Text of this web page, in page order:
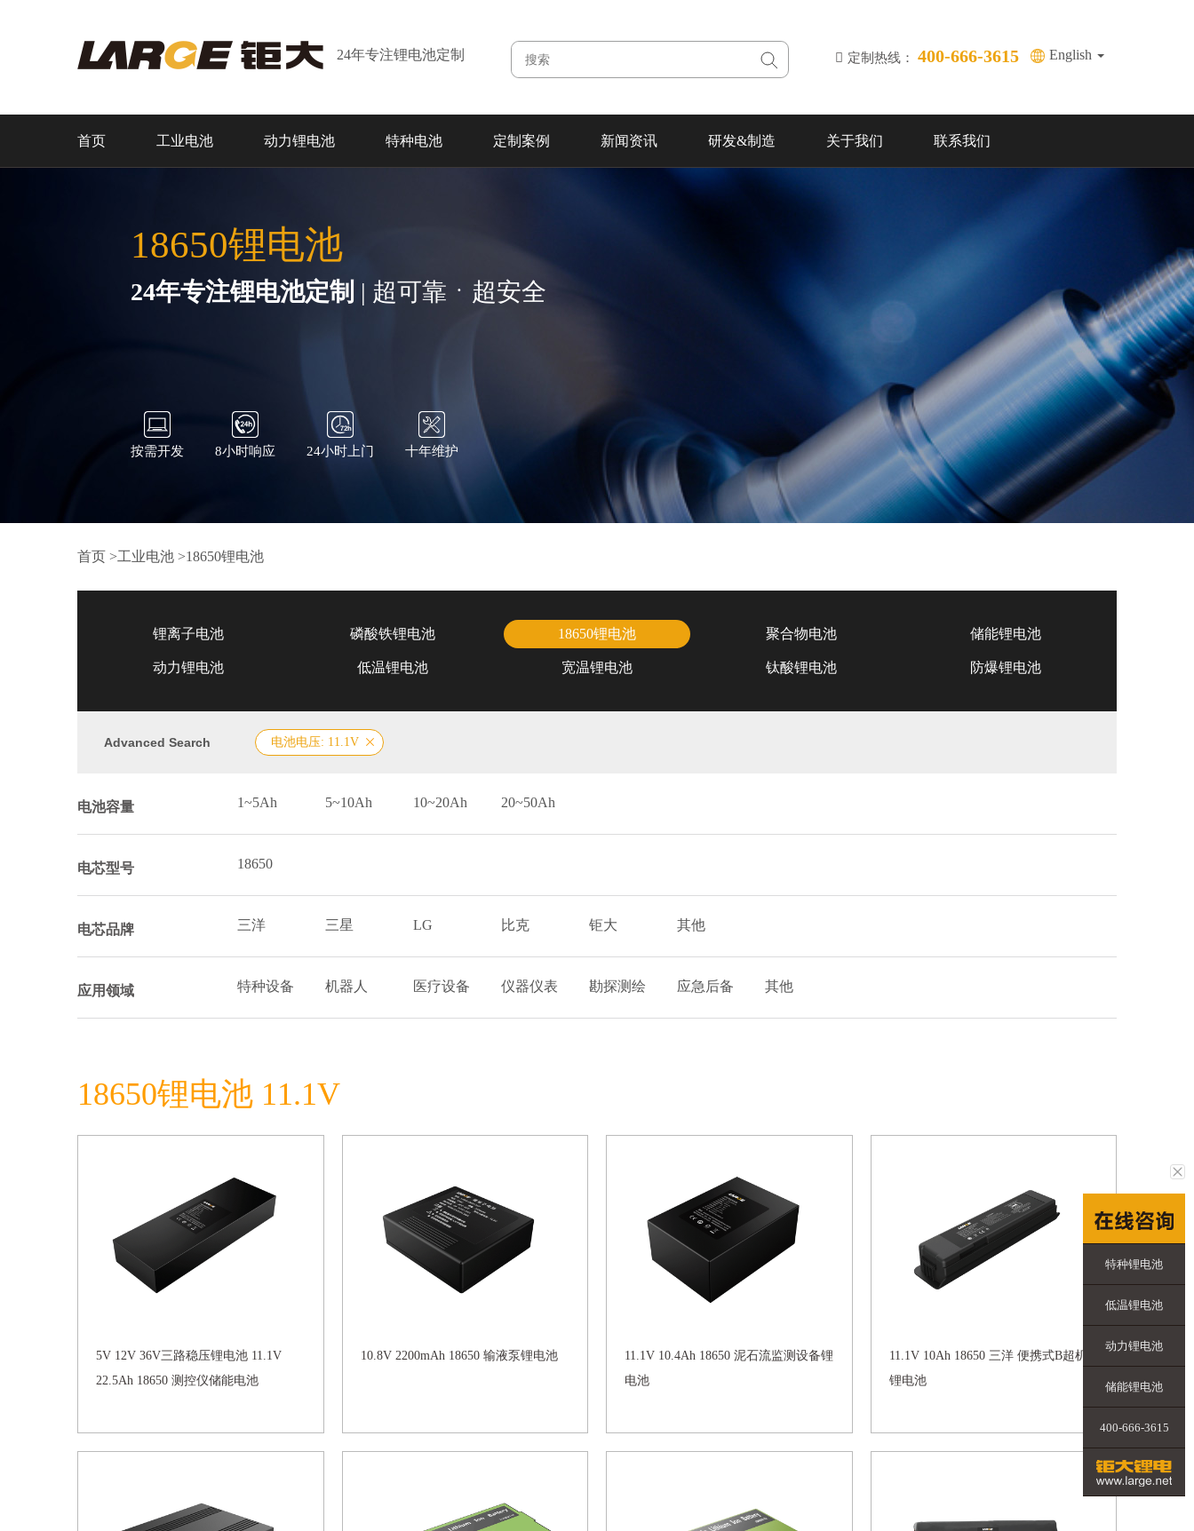
24年专注锂电池定制 定制热线： 400-666-3615 English
首页 工业电池 动力锂电池 特种电池 定制案例 新闻资讯 研发&制造 关于我们 联系我们
18650锂电池
24年专注锂电池定制 | 超可靠ㆍ超安全
按需开发 8小时响应 24小时上门 十年维护
首页 >工业电池 >18650锂电池
锂离子电池 磷酸铁锂电池 18650锂电池 聚合物电池 储能锂电池
动力锂电池 低温锂电池 宽温锂电池 钛酸锂电池 防爆锂电池
Advanced Search 电池电压: 11.1V
电池容量 1~5Ah 5~10Ah 10~20Ah 20~50Ah
电芯型号 18650
电芯品牌 三洋 三星 LG 比克 钜大 其他
应用领域 特种设备 机器人 医疗设备 仪器仪表 勘探测绘 应急后备 其他
18650锂电池 11.1V
5V 12V 36V三路稳压锂电池 11.1V
22.5Ah 18650 测控仪储能电池
10.8V 2200mAh 18650 输液泵锂电池
11.1V 10.4Ah 18650 泥石流监测设备锂
电池
11.1V 10Ah 18650 三洋 便携式B超机
锂电池
特种锂电池
低温锂电池
动力锂电池
储能锂电池
400-666-3615